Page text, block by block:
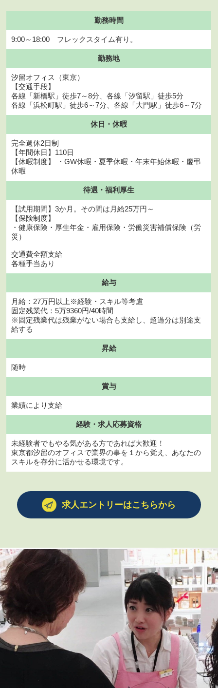
勤務時間
9:00～18:00 フレックスタイム有り。
勤務地
汐留オフィス（東京）
【交通手段】
各線「新橋駅」徒歩7～8分、各線「汐留駅」徒歩5分
各線「浜松町駅」徒歩6～7分、各線「大門駅」徒歩6～7分
休日・休暇
完全週休2日制
【年間休日】110日
【休暇制度】 ・GW休暇・夏季休暇・年末年始休暇・慶弔
休暇
待遇・福利厚生
【試用期間】3か月。その間は月給25万円～
【保険制度】
・健康保険・厚生年金・雇用保険・労働災害補償保険（労
災）
交通費全額支給
各種手当あり
給与
月給：27万円以上※経験・スキル等考慮
固定残業代：5万9360円/40時間
※固定残業代は残業がない場合も支給し、超過分は別途支
給する
昇給
随時
賞与
業績により支給
経験・求人応募資格
未経験者でもやる気がある方であれば大歓迎！
東京都汐留のオフィスで業界の事を１から覚え、あなたの
スキルを存分に活かせる環境です。
求人エントリーはこちらから